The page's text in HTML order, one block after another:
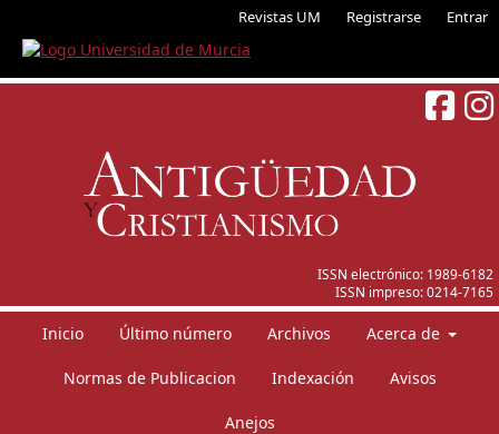
Revistas UM Registrarse Entrar
ISSN electrónico: 1989-6182
ISSN impreso:0214-7165
Inicio Último número Archivos Acerca de
Normas de Publicacion Indexación Avisos
Anejos